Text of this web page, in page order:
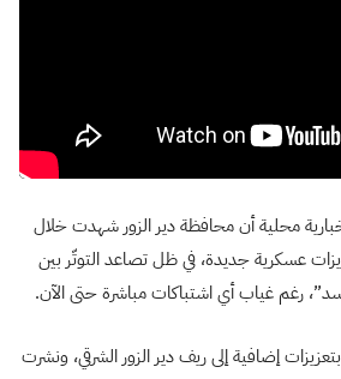
محلية أن محافظة دير الزور شهدت خلال
عسكرية جديدة، في ظل تصاعد التوتّر بين
رغم غياب أي اشتباكات مباشرة حتى الآن.
إضافية إلى ريف دير الزور الشرقي، ونشرت